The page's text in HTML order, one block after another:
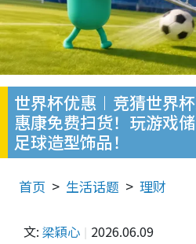
世界杯优惠︱竞猜世界
惠康免费扫货！玩游戏
足球造型饰品！
首页 生活话题 理财
文: 梁穎心 2026.06.09